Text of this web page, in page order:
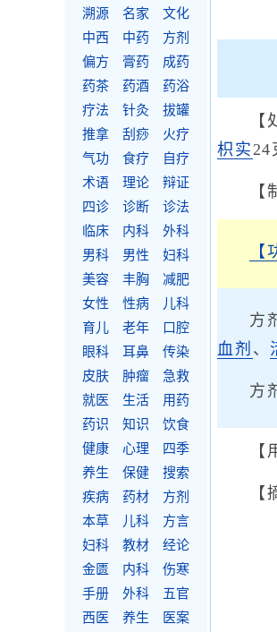
【
枳实24
【
方
血剂 、
方
【
溯源
名家
文化
中西
中药
方剂
偏方
膏药
成药
药茶
药酒
药浴
疗法
针灸
拔罐
推拿
刮痧
火疗
气功
食疗
自疗
术语
理论
辩证
四诊
诊断
诊法
临床
内科
外科
男科
男性
妇科
美容
丰胸
减肥
女性
性病
儿科
育儿
老年
口腔
眼科
耳鼻
传染
皮肤
肿瘤
急救
就医
生活
用药
药识
知识
饮食
健康
心理
四季
养生
保健
搜索
疾病
药材
方剂
本草
儿科
方言
妇科
教材
经论
金匮
内科
伤寒
手册
外科
五官
西医
养生
医案